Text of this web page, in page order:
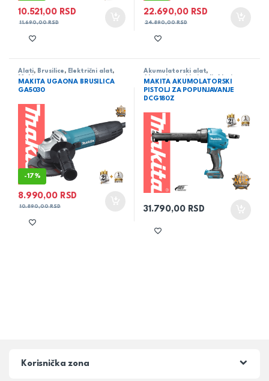
10.521,00 RSD
11.690,00RSD
22.690,00 RSD
24.890,00RSD
Alati, Brusilice , Električni alat,
MAKITA UGAONA BRUSILICA
GA5030
-17%
8.990,00 RSD
10.890,00RSD
Akumulatorski alat,
Makita
MAKITA AKUMOLATORSKI
PISTOLJ ZA POPUNJAVANJE
DCG180Z
31.790,00 RSD
Korisnička zona